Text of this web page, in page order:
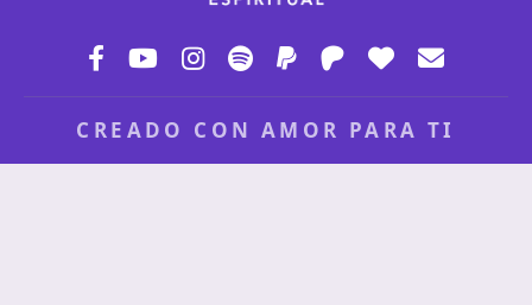
CREADO CON AMOR PARA TI